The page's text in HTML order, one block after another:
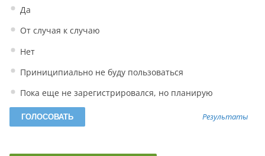
Да
От случая к случаю
Нет
Приниципиально не буду пользоваться
Пока еще не зарегистрировался, но планирую
Результаты